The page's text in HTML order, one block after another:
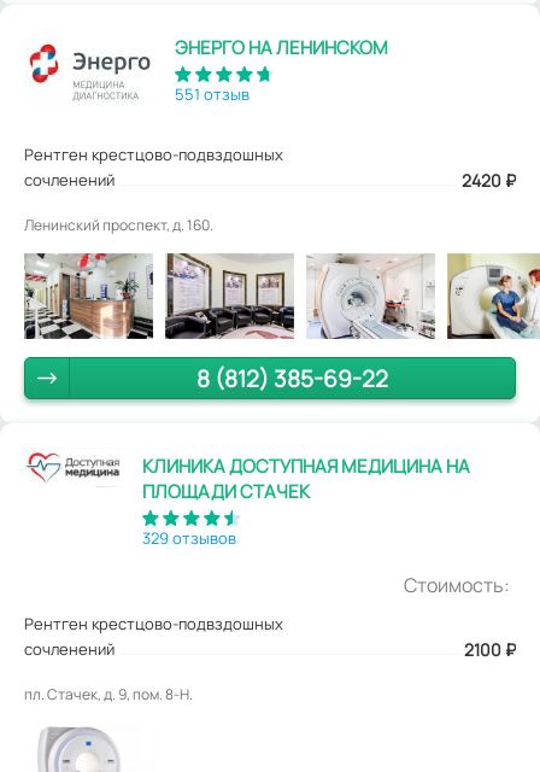
ЭНЕРГО НА ЛЕНИНСКОМ
551 отзыв
Рентген крестцово-подвздошных
сочленений
2420 ₽
Ленинский проспект, д. 160.
8 (812) 385-69-22
КЛИНИКА ДОСТУПНАЯ МЕДИЦИНА НА
ПЛОЩАДИ СТАЧЕК
329 отзывов
Стоимость:
Рентген крестцово-подвздошных
сочленений
2100 ₽
пл. Стачек, д. 9, пом. 8-Н.